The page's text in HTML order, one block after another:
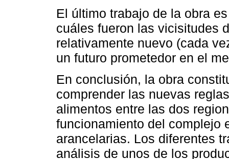
El último trabajo de la obra
cuáles fueron las vicisitudes
relativamente nuevo (cada
un futuro prometedor en el
En conclusión, la obra
comprender las nuevas
alimentos entre las dos
funcionamiento del complejo
arancelarias. Los diferentes
análisis de unos de los